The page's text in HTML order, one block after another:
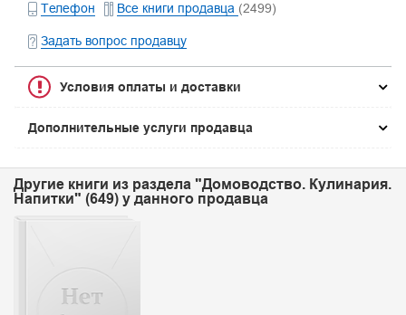
Телефон Все книги продавца (2499)
Задать вопрос продавцу
Условия оплаты и доставки
Дополнительные услуги продавца
Другие книги из раздела "Домоводство. Кулинария.
Напитки" (649) у данного продавца